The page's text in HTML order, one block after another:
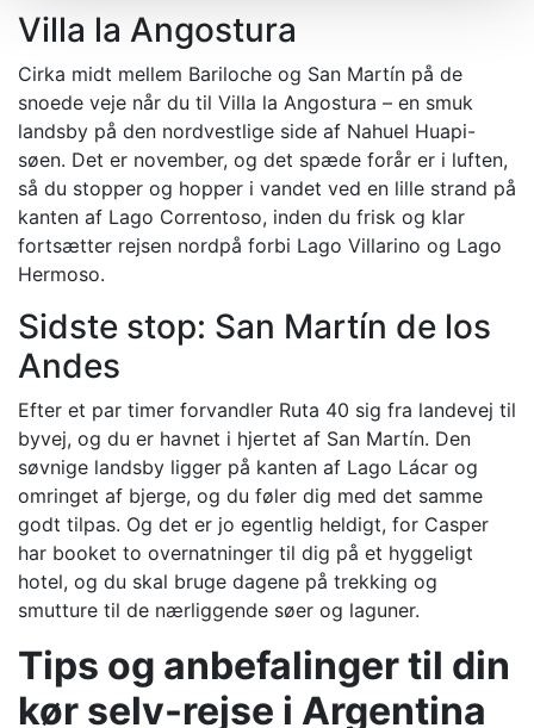
Villa la Angostura
Cirka midt mellem Bariloche og San Martín på de
snoede veje når du til Villa la Angostura – en smuk
landsby på den nordvestlige side af Nahuel Huapi-
søen. Det er november, og det spæde forår er i luften,
så du stopper og hopper i vandet ved en lille strand på
kanten af Lago Correntoso, inden du frisk og klar
fortsætter rejsen nordpå forbi Lago Villarino og Lago
Hermoso.
Sidste stop: San Martín de los
Andes
Efter et par timer forvandler Ruta 40 sig fra landevej til
byvej, og du er havnet i hjertet af San Martín. Den
søvnige landsby ligger på kanten af Lago Lácar og
omringet af bjerge, og du føler dig med det samme
godt tilpas. Og det er jo egentlig heldigt, for Casper
har booket to overnatninger til dig på et hyggeligt
hotel, og du skal bruge dagene på trekking og
smutture til de nærliggende søer og laguner.
Tips og anbefalinger til din
kør selv-rejse i Argentina